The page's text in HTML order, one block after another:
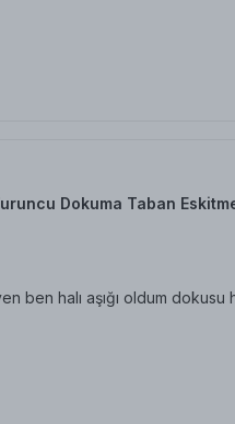
Dokuma Taban
ben halı aşığı oldum dokusu